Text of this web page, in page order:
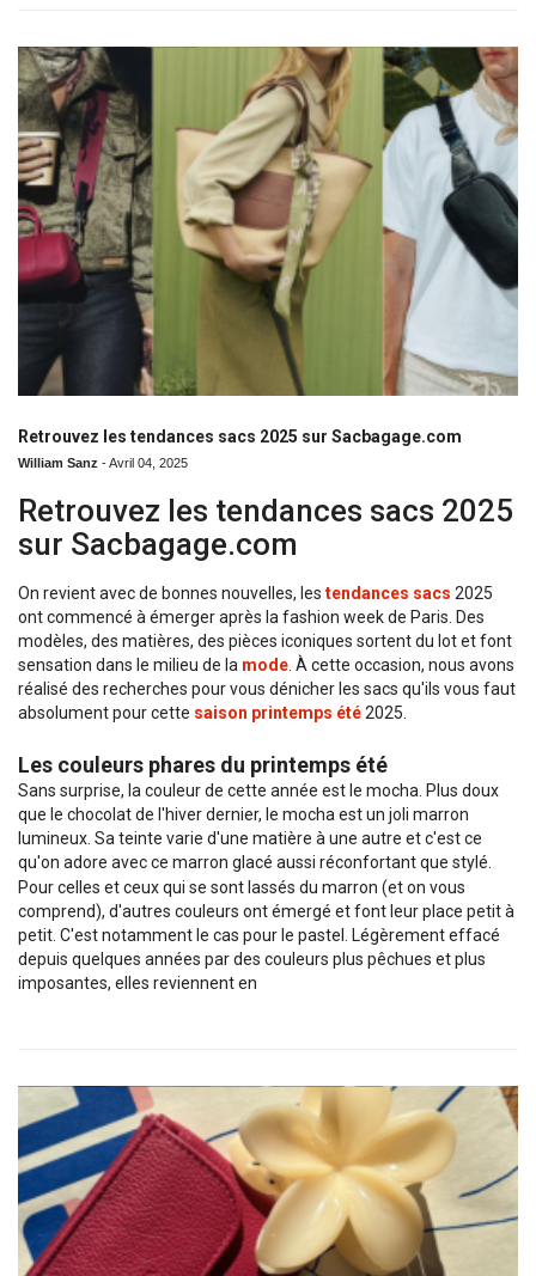
Retrouvez les tendances sacs 2025 sur Sacbagage.com
William Sanz -Avril 04, 2025
Retrouvez les tendances sacs 2025
sur Sacbagage.com
On revient avec de bonnes nouvelles, les tendances sacs 2025
ont commencé à émerger après la fashion week de Paris. Des
modèles, des matières, des pièces iconiques sortent du lot et font
sensation dans le milieu de la mode. À cette occasion, nous avons
réalisé des recherches pour vous dénicher les sacs qu'ils vous faut
absolument pour cette saison printemps été2025.
Les couleurs phares du printemps été
Sans surprise, la couleur de cette année est le mocha. Plus doux
que le chocolat de l'hiver dernier, le mocha est un joli marron
lumineux. Sa teinte varie d'une matière à une autre et c'est ce
qu'on adore avec ce marron glacé aussi réconfortant que stylé.
Pour celles et ceux qui se sont lassés du marron (et on vous
comprend), d'autres couleurs ont émergé et font leur place petit à
petit. C'est notamment le cas pour le pastel. Légèrement effacé
depuis quelques années par des couleurs plus pêchues et plus
imposantes, elles reviennent en